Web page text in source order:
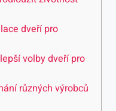
dveří pro
volby dveří pro
různých výrobců